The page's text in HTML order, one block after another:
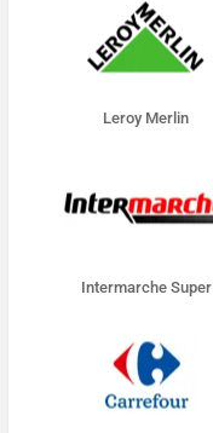
Leroy Merlin
Intermarche Super